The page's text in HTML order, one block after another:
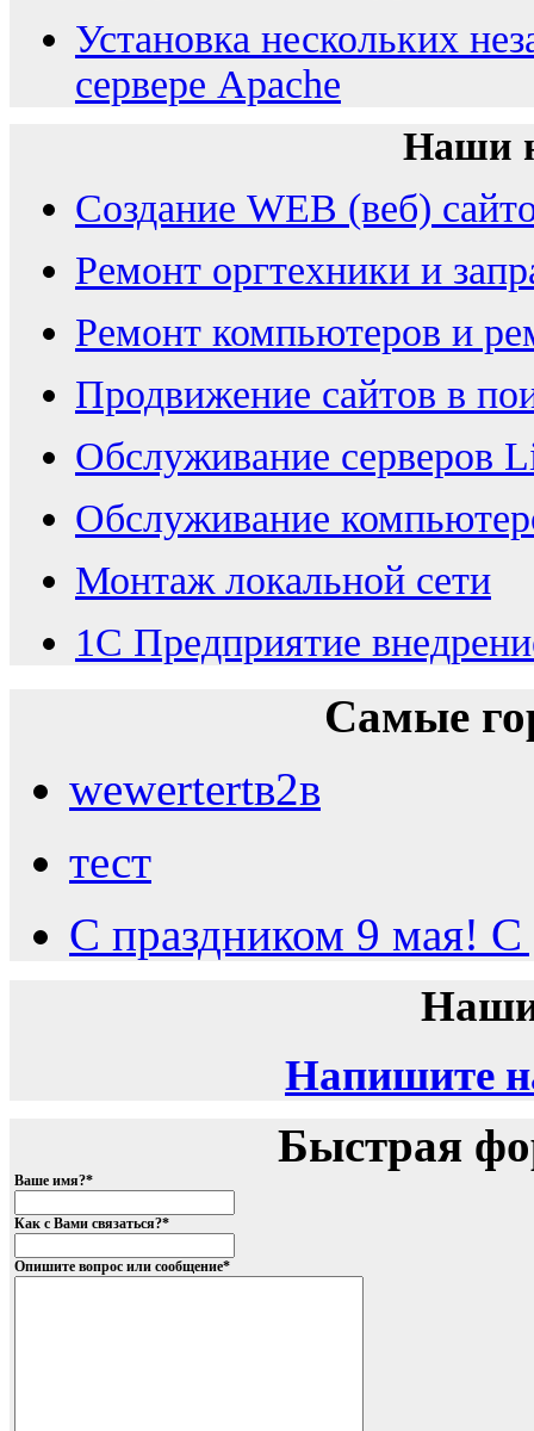
Установка нескольких
сервере Apache
Наши
Создание WEB (веб)
Ремонт оргтехники и
Ремонт компьютеров и
Продвижение сайтов в
Обслуживание серверов
Обслуживание
Монтаж локальной сети
1С Предприятие
Самые
wewertertв2в
тест
С праздником 9 мая!
Напишите
Быстрая
Ваше имя?*
Как с Вами связаться?*
Опишите вопрос или сообщение*